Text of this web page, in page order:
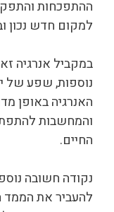
ההתפכחות
למקום חדש נכון
במקביל אנרגיה
נוספות, שפע של
האנרגיה באופן
והמחשבות
החיים.
נקודה חשובה
להעביר את הממד